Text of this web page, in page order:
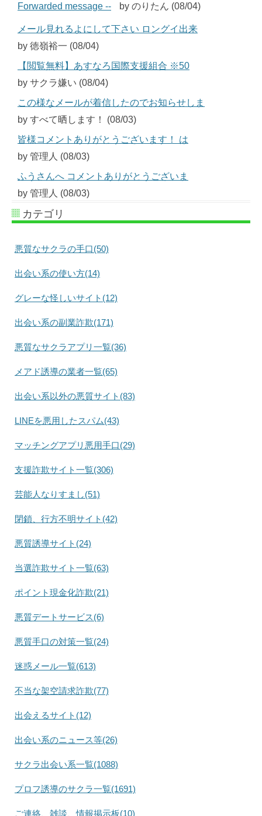
Forwarded message --
by のりたん (08/04)
メール見れるよにして下さい ロングイ出来
by 徳嶺裕一 (08/04)
【閲覧無料】あすなろ国際支援組合 ※50
by サクラ嫌い (08/04)
この様なメールが着信したのでお知らせしま
by すべて晒します！ (08/03)
皆様コメントありがとうございます！ は
by 管理人 (08/03)
ふうさんへ コメントありがとうございま
by 管理人 (08/03)
カテゴリ
悪質なサクラの手口(50)
出会い系の使い方(14)
グレーな怪しいサイト(12)
出会い系の副業詐欺(171)
悪質なサクラアプリ一覧(36)
メアド誘導の業者一覧(65)
出会い系以外の悪質サイト(83)
LINEを悪用したスパム(43)
マッチングアプリ悪用手口(29)
支援詐欺サイト一覧(306)
芸能人なりすまし(51)
閉鎖、行方不明サイト(42)
悪質誘導サイト(24)
当選詐欺サイト一覧(63)
ポイント現金化詐欺(21)
悪質デートサービス(6)
悪質手口の対策一覧(24)
迷惑メール一覧(613)
不当な架空請求詐欺(77)
出会えるサイト(12)
出会い系のニュース等(26)
サクラ出会い系一覧(1088)
プロフ誘導のサクラ一覧(1691)
ご連絡、雑談、情報掲示板(10)